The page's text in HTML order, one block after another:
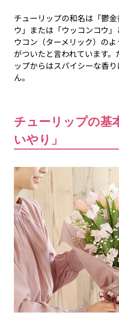
チューリップの和名は「鬱
ウ」または「ウッコンコウ
ウコン（ターメリック）の
がついたと言われています
ップからはスパイシーな香
ん。
チューリップの基
いやり」